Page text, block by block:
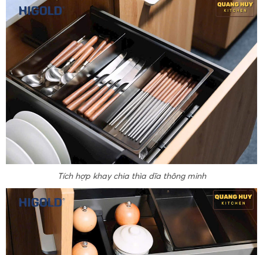
Tích hợp khay chia thìa dĩa thông minh